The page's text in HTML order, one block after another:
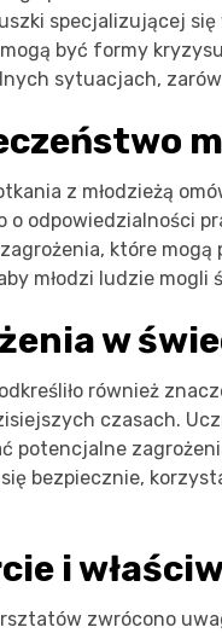
specjalizującej się
być formy
sytuacjach,
z młodzieżą
o odpowiedzialności
które mogą
młodzi ludzie
w
również
czasach.
potencjalne
się bezpiecznie,
i
zwrócono